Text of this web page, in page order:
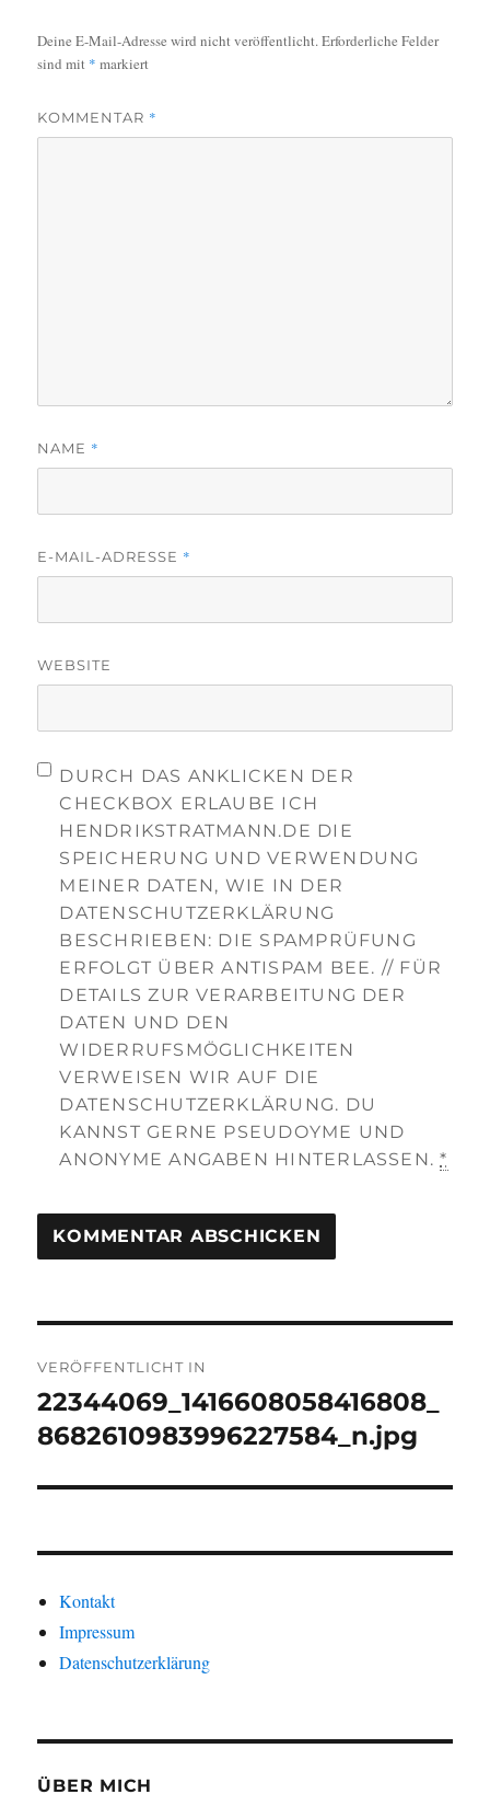
Deine E-Mail-Adresse wird nicht veröffentlicht.Erforderliche Felder
sind mit * markiert
KOMMENTAR *
NAME *
E-MAIL-ADRESSE *
WEBSITE
DURCH DAS ANKLICKEN DER
CHECKBOX ERLAUBE ICH
HENDRIKSTRATMANN.DE DIE
SPEICHERUNG UND VERWENDUNG
MEINER DATEN, WIE IN DER
DATENSCHUTZERKLÄRUNG
BESCHRIEBEN: DIE SPAMPRÜFUNG
ERFOLGT ÜBER ANTISPAM BEE. // FÜR
DETAILS ZUR VERARBEITUNG DER
DATEN UND DEN
WIDERRUFSMÖGLICHKEITEN
VERWEISEN WIR AUF DIE
DATENSCHUTZERKLÄRUNG. DU
KANNST GERNE PSEUDOYME UND
ANONYME ANGABEN HINTERLASSEN.*
VERÖFFENTLICHT IN
22344069_1416608058416808_
8682610983996227584_n.jpg
Kontakt
Impressum
Datenschutzerklärung
ÜBER MICH